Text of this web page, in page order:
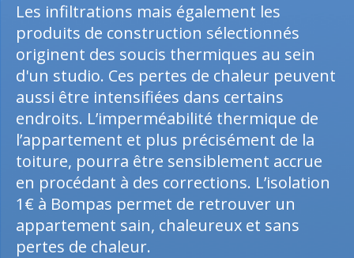
Les infiltrations mais également les
produits de construction sélectionnés
originent des soucis thermiques au sein
d'un studio. Ces pertes de chaleur peuvent
aussi être intensifiées dans certains
endroits. L’imperméabilité thermique de
l’appartement et plus précisément de la
toiture, pourra être sensiblement accrue
en procédant à des corrections. L’isolation
1€ à Bompas permet de retrouver un
appartement sain, chaleureux et sans
pertes de chaleur.